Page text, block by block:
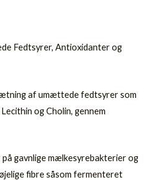
Fedtsyrer, Antioxidanter og
af umættede fedtsyrer som
og Cholin, gennem
på gavnlige mælkesyrebakterier og
fibre såsom fermenteret